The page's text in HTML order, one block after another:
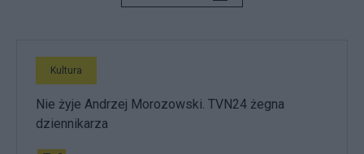
Kultura
Nie żyje Andrzej Morozowski. TVN24 żegna
dziennikarza